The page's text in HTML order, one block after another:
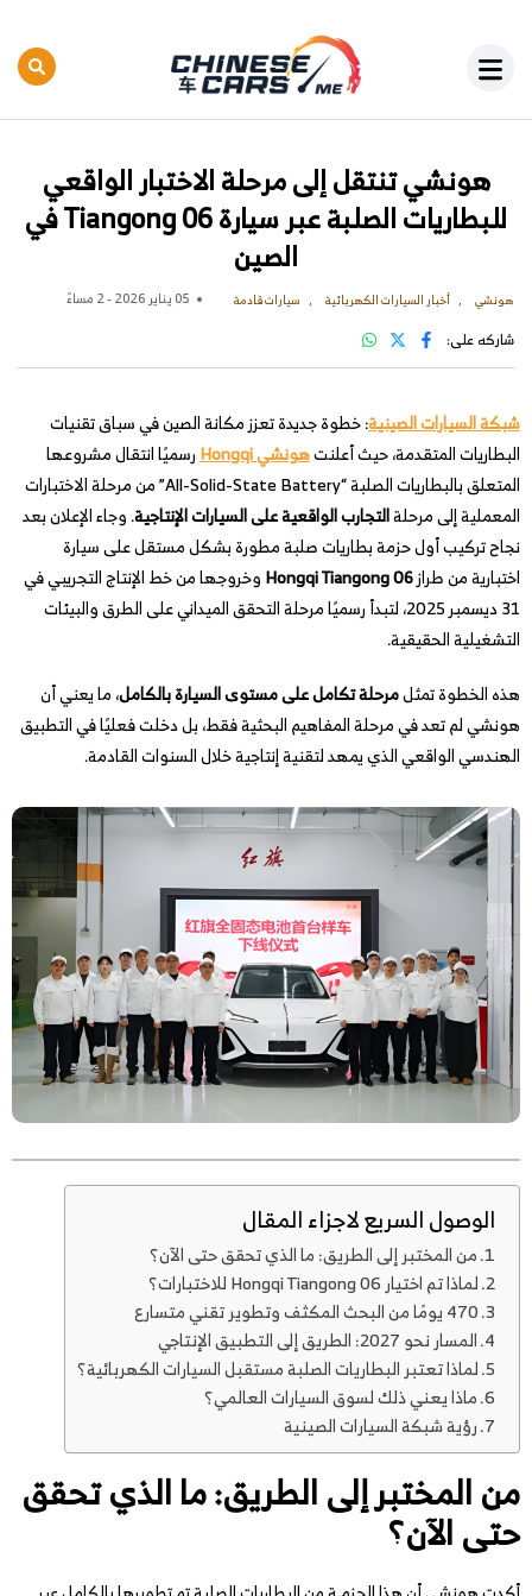
هونشي تنتقل إلى مرحلة الاختبار الواقعي
للبطاريات الصلبة عبر سيارة Tiangong 06 في
الصين
هونشي أخبار السيارات الكهربائية سيارات قادمة 05 يناير 2026 - 2 مساءً
شاركه على:
شبكة السيارات الصينية: خطوة جديدة تعزز مكانة الصين في سباق تقنيات
البطاريات المتقدمة، حيث أعلنتهونشي Hongqi
رسميًا انتقال مشروعها
المتعلق بالبطاريات الصلبة “All-Solid-State Battery” من مرحلة الاختبارات
المعملية إلى مرحلةالتجارب الواقعية على السيارات الإنتاجية. وجاء الإعلان بعد
نجاح تركيب أول حزمة بطاريات صلبة مطورة بشكل مستقل على سيارة
اختبارية من طرازHongqi Tiangong 06 وخروجها من خط الإنتاج التجريبي في
31 ديسمبر 2025، لتبدأ رسميًا مرحلة التحقق الميداني على الطرق والبيئات
التشغيلية الحقيقية.
هذه الخطوة تمثلمرحلة تكامل على مستوى السيارة بالكامل، ما يعني أن
هونشي لم تعد في مرحلة المفاهيم البحثية فقط، بل دخلت فعليًا في التطبيق
الهندسي الواقعي الذي يمهد لتقنية إنتاجية خلال السنوات القادمة.
الوصول السريع لاجزاء المقال
من المختبر إلى الطريق: ما الذي تحقق حتى الآن؟
لماذا تم اختيار Hongqi Tiangong 06 للاختبارات؟
470 يومًا من البحث المكثف وتطوير تقني متسارع
المسار نحو 2027: الطريق إلى التطبيق الإنتاجي
لماذا تعتبر البطاريات الصلبة مستقبل السيارات الكهربائية؟
ماذا يعني ذلك لسوق السيارات العالمي؟
رؤية شبكة السيارات الصينية
من المختبر إلى الطريق: ما الذي تحقق
حتى الآن؟